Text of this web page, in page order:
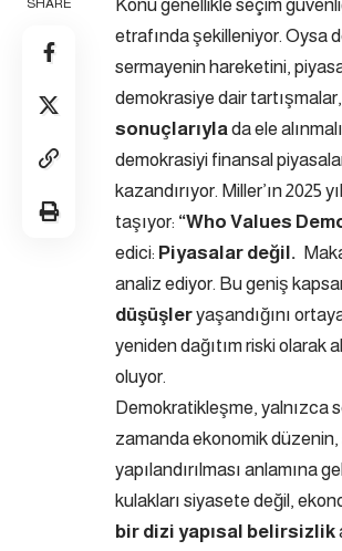
SHARE
Konu genellikle seçim
etrafında şekilleniyor. Oysa
sermayenin hareketini,
demokrasiye dair tartışmalar,
sonuçlarıylada ele
demokrasiyi finansal
kazandırıyor. Miller’ın 2025
taşıyor: “Who Values
edici: Piyasalar değil.
analiz ediyor. Bu geniş
düşüşleryaşandığını
yeniden dağıtım riski olarak
oluyor.
Demokratikleşme, yalnızca
zamanda ekonomik düzenin,
yapılandırılması anlamına
kulakları siyasete değil,
bir dizi yapısal belirsizlik